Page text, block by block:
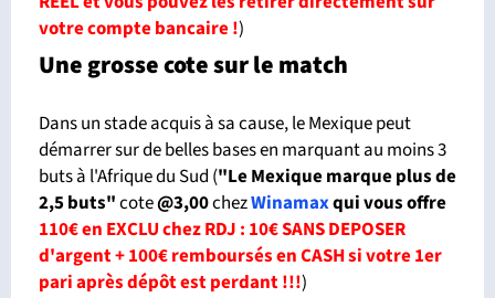
votre compte bancaire !)
Une grosse cote sur le match
Dans un stade acquis à sa cause, le Mexique peut
démarrer sur de belles bases en marquant au moins 3
buts à l'Afrique du Sud ("Le Mexique marque plus de
2,5 buts"cote@3,00chezWinamaxqui vous offre
110€ en EXCLU chez RDJ : 10€ SANS DEPOSER
d'argent + 100€ remboursés en CASH si votre 1er
pari après dépôt est perdant !!!)